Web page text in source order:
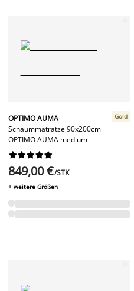
OPTIMO AUMA
Schaummatratze 90x200cm
OPTIMO AUMA medium
Gold






849,00 €/STK
+ weitere Größen